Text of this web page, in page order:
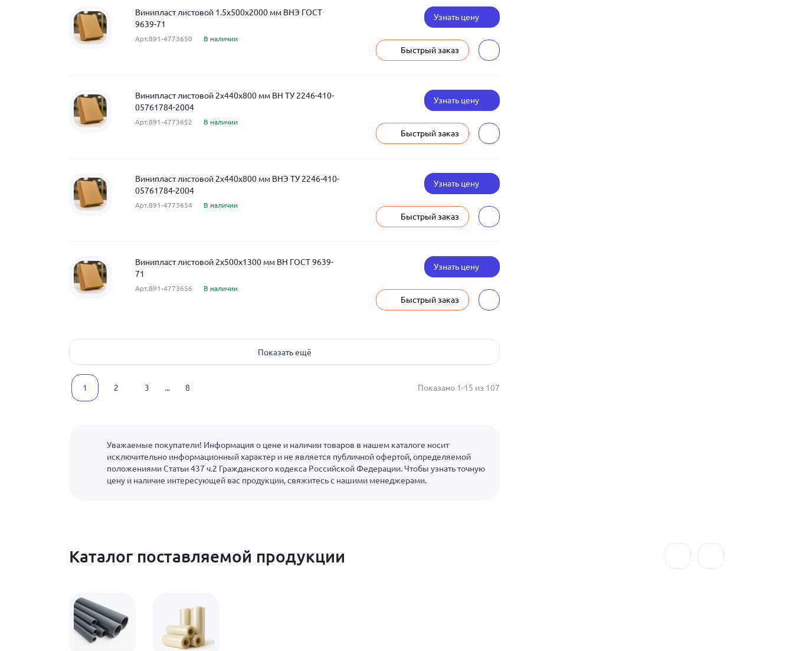
Винипласт листовой 1.5x500x2000 мм ВНЭ ГОСТ
9639-71
Арт.891-4773650 В наличии
Узнать цену
Быстрый заказ
Винипласт листовой 2x440x800 мм ВН ТУ 2246-410-
05761784-2004
Арт.891-4773652 В наличии
Узнать цену
Быстрый заказ
Винипласт листовой 2x440x800 мм ВНЭ ТУ 2246-410-
05761784-2004
Арт.891-4773654 В наличии
Узнать цену
Быстрый заказ
Винипласт листовой 2x500x1300 мм ВН ГОСТ 9639-
71
Арт.891-4773656 В наличии
Узнать цену
Быстрый заказ
Показать ещё
1 2 3 ... 8 Показано 1-15 из 107
Уважаемые покупатели! Информация о цене и наличии товаров в нашем каталоге носит
исключительно информационный характер и не является публичной офертой, определяемой
положениями Статьи 437 ч.2 Гражданского кодекса Российской Федерации. Чтобы узнать точную
цену и наличие интересующей вас продукции, свяжитесь с нашими менеджерами.
Каталог поставляемой продукции